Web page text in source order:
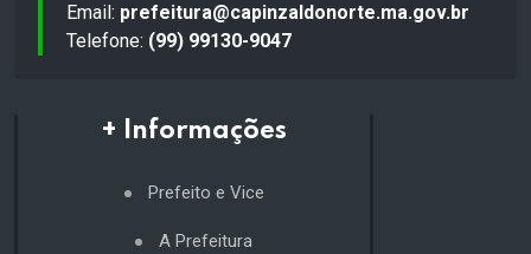
Email: prefeitura@capinzaldonorte.ma.gov.br
Telefone: (99) 99130-9047
+ Informações
Prefeito e Vice
A Prefeitura